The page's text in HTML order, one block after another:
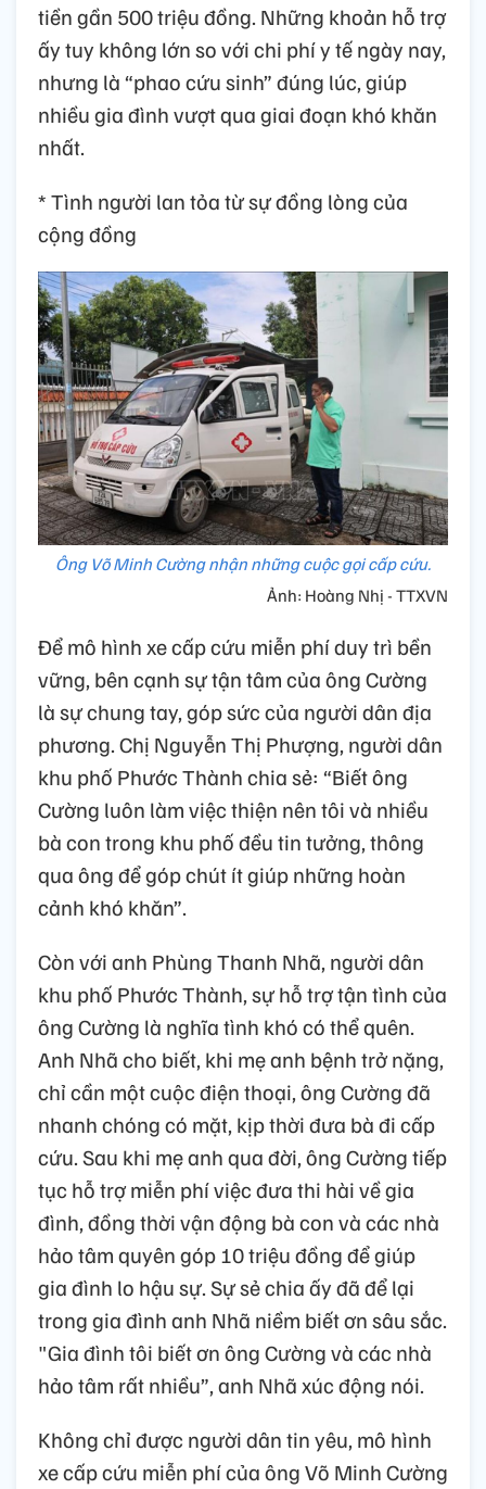
tiền gần 500 triệu đồng. Những khoản hỗ trợ
ấy tuy không lớn so với chi phí y tế ngày nay,
nhưng là “phao cứu sinh” đúng lúc, giúp
nhiều gia đình vượt qua giai đoạn khó khăn
nhất.
* Tình người lan tỏa từ sự đồng lòng của
cộng đồng
Ông Võ Minh Cường nhận những cuộc gọi cấp cứu.
Ảnh: Hoàng Nhị - TTXVN
Để mô hình xe cấp cứu miễn phí duy trì bền
vững, bên cạnh sự tận tâm của ông Cường
là sự chung tay, góp sức của người dân địa
phương. Chị Nguyễn Thị Phượng, người dân
khu phố Phước Thành chia sẻ: “Biết ông
Cường luôn làm việc thiện nên tôi và nhiều
bà con trong khu phố đều tin tưởng, thông
qua ông để góp chút ít giúp những hoàn
cảnh khó khăn”.
Còn với anh Phùng Thanh Nhã, người dân
khu phố Phước Thành, sự hỗ trợ tận tình của
ông Cường là nghĩa tình khó có thể quên.
Anh Nhã cho biết, khi mẹ anh bệnh trở nặng,
chỉ cần một cuộc điện thoại, ông Cường đã
nhanh chóng có mặt, kịp thời đưa bà đi cấp
cứu. Sau khi mẹ anh qua đời, ông Cường tiếp
tục hỗ trợ miễn phí việc đưa thi hài về gia
đình, đồng thời vận động bà con và các nhà
hảo tâm quyên góp 10 triệu đồng để giúp
gia đình lo hậu sự. Sự sẻ chia ấy đã để lại
trong gia đình anh Nhã niềm biết ơn sâu sắc.
"Gia đình tôi biết ơn ông Cường và các nhà
hảo tâm rất nhiều”, anh Nhã xúc động nói.
Không chỉ được người dân tin yêu, mô hình
xe cấp cứu miễn phí của ông Võ Minh Cường